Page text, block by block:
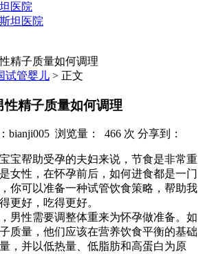
医院
坦医院
试管婴儿 > 正文
性精子质量如何调理
bianji005 浏览量： 466 次 分享到：
宝帮助受孕的夫妇来说，节食是非常重
女性，在怀孕前后，如何进食都是一门
你可以准备一种试管饮食策略，帮助我
更好，吃得更好。
男性需要调整体重来为怀孕做准备。如
质量，他们应该在营养饮食平衡的基础
，并以低热量、低脂肪和高蛋白为原